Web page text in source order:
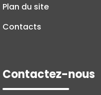
Plan du site
Contacts
Contactez-nous